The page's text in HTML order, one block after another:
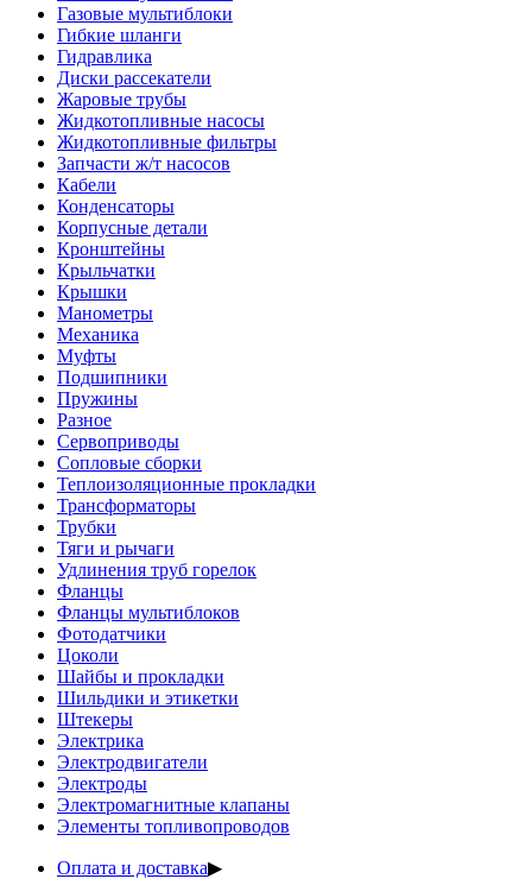
Газовые мультиблоки
Гибкие шланги
Гидравлика
Диски рассекатели
Жаровые трубы
Жидкотопливные насосы
Жидкотопливные фильтры
Запчасти ж/т насосов
Кабели
Конденсаторы
Корпусные детали
Кронштейны
Крыльчатки
Крышки
Манометры
Механика
Муфты
Подшипники
Пружины
Разное
Сервоприводы
Сопловые сборки
Теплоизоляционные прокладки
Трансформаторы
Трубки
Тяги и рычаги
Удлинения труб горелок
Фланцы
Фланцы мультиблоков
Фотодатчики
Цоколи
Шайбы и прокладки
Шильдики и этикетки
Штекеры
Электрика
Электродвигатели
Электроды
Электромагнитные клапаны
Элементы топливопроводов
Оплата и доставка▶